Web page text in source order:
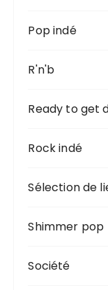
Pop indé
R'n'b
Ready to get
Rock indé
Sélection de
Shimmer pop
Société